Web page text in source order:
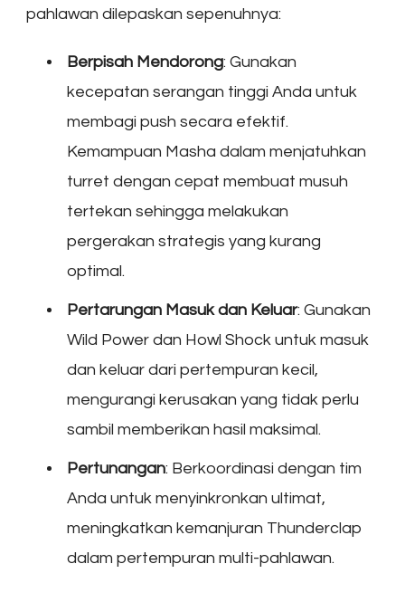
pahlawan dilepaskan sepenuhnya:
Berpisah Mendorong: Gunakan
kecepatan serangan tinggi Anda untuk
membagi push secara efektif.
Kemampuan Masha dalam menjatuhkan
turret dengan cepat membuat musuh
tertekan sehingga melakukan
pergerakan strategis yang kurang
optimal.
Pertarungan Masuk dan Keluar: Gunakan
Wild Power dan Howl Shock untuk masuk
dan keluar dari pertempuran kecil,
mengurangi kerusakan yang tidak perlu
sambil memberikan hasil maksimal.
Pertunangan: Berkoordinasi dengan tim
Anda untuk menyinkronkan ultimat,
meningkatkan kemanjuran Thunderclap
dalam pertempuran multi-pahlawan.